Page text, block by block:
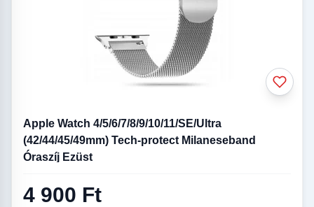
Apple Watch 4/5/6/7/8/9/10/11/SE/Ultra
(42/44/45/49mm) Tech-protect Milaneseband
Óraszíj Ezüst
4 900 Ft